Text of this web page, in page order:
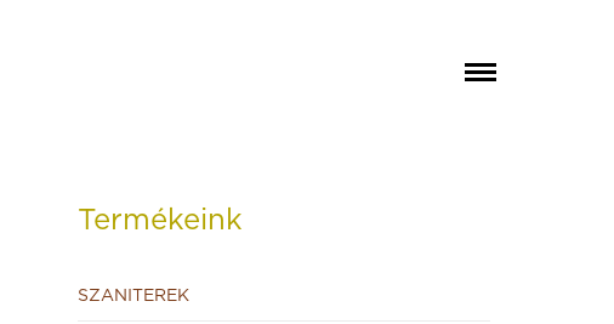
Termékeink
SZANITEREK